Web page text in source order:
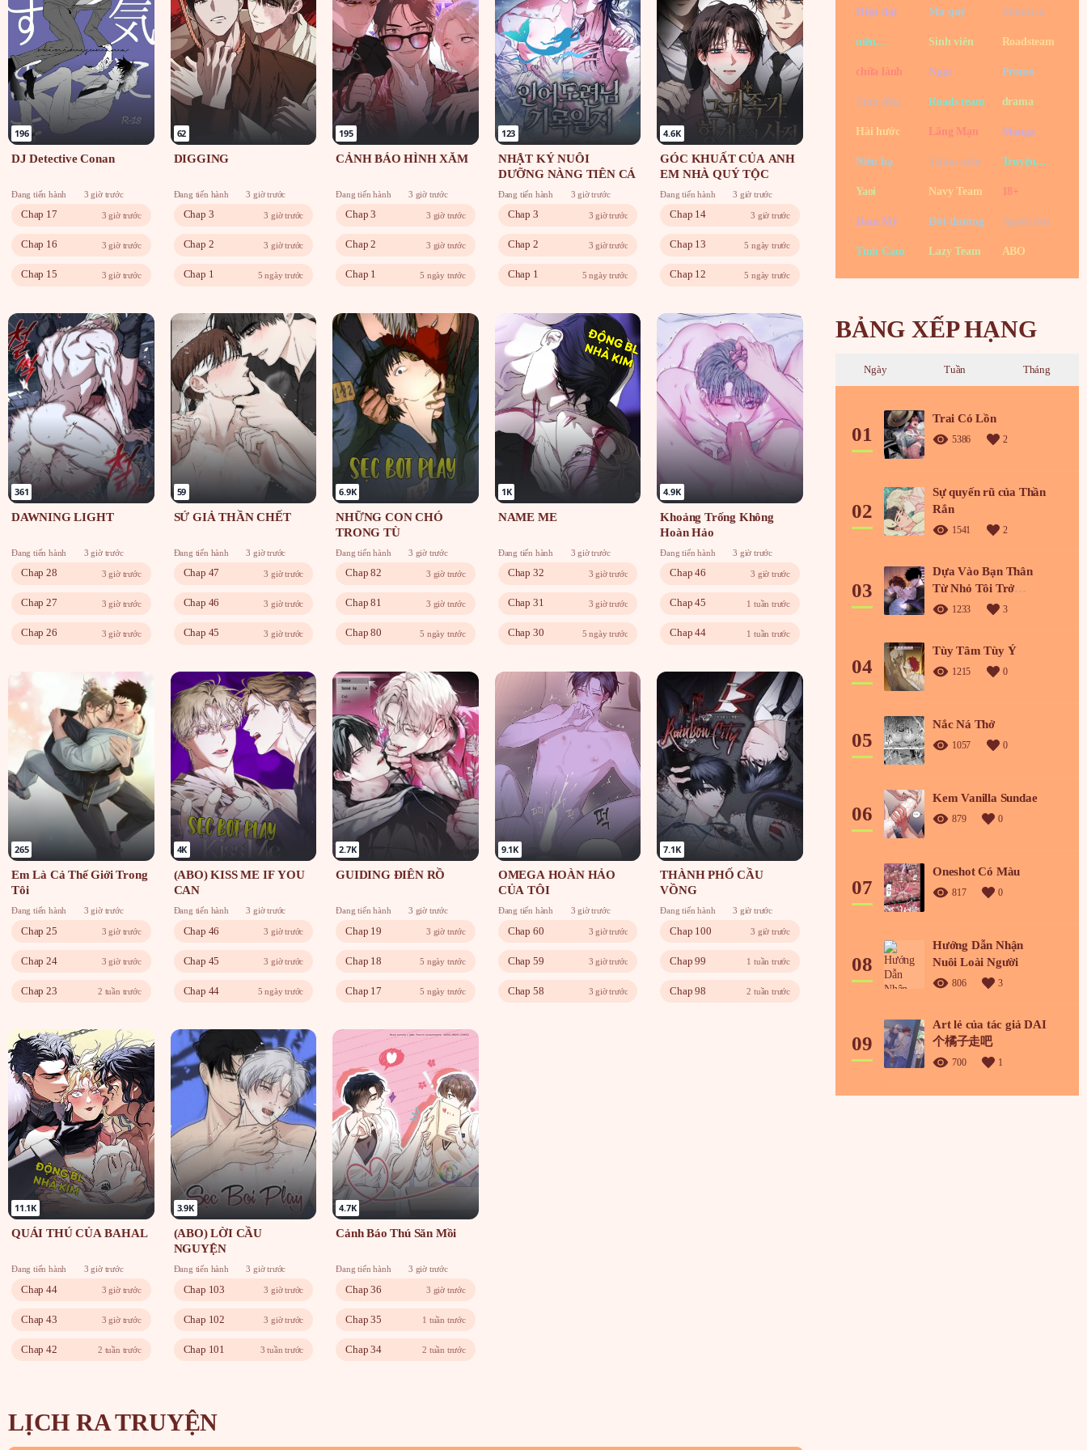
196
DJ Detective Conan
Đang tiến hành 3 giờ trước
Chap 17 3 giờ trước
Chap 16 3 giờ trước
Chap 15 3 giờ trước
62
DIGGING
Đang tiến hành 3 giờ trước
Chap 3 3 giờ trước
Chap 2 3 giờ trước
Chap 1 5 ngày trước
195
CẢNH BÁO HÌNH XĂM
Đang tiến hành 3 giờ trước
Chap 3 3 giờ trước
Chap 2 3 giờ trước
Chap 1 5 ngày trước
123
NHẬT KÝ NUÔI
DƯỠNG NÀNG TIÊN CÁ
Đang tiến hành 3 giờ trước
Chap 3 3 giờ trước
Chap 2 3 giờ trước
Chap 1 5 ngày trước
4.6K
GÓC KHUẤT CỦA ANH
EM NHÀ QUÝ TỘC
Đang tiến hành 3 giờ trước
Chap 14 3 giờ trước
Chap 13 5 ngày trước
Chap 12 5 ngày trước
361
DAWNING LIGHT
Đang tiến hành 3 giờ trước
Chap 28 3 giờ trước
Chap 27 3 giờ trước
Chap 26 3 giờ trước
59
SỨ GIẢ THẦN CHẾT
Đang tiến hành 3 giờ trước
Chap 47 3 giờ trước
Chap 46 3 giờ trước
Chap 45 3 giờ trước
6.9K
NHỮNG CON CHÓ
TRONG TÙ
Đang tiến hành 3 giờ trước
Chap 82 3 giờ trước
Chap 81 3 giờ trước
Chap 80 5 ngày trước
1K
NAME ME
Đang tiến hành 3 giờ trước
Chap 32 3 giờ trước
Chap 31 3 giờ trước
Chap 30 5 ngày trước
4.9K
Khoảng Trống Không
Hoàn Hảo
Đang tiến hành 3 giờ trước
Chap 46 3 giờ trước
Chap 45 1 tuần trước
Chap 44 1 tuần trước
265
Em Là Cả Thế Giới Trong
Tôi
Đang tiến hành 3 giờ trước
Chap 25 3 giờ trước
Chap 24 3 giờ trước
Chap 23 2 tuần trước
4K
(ABO) KISS ME IF YOU
CAN
Đang tiến hành 3 giờ trước
Chap 46 3 giờ trước
Chap 45 3 giờ trước
Chap 44 5 ngày trước
2.7K
GUIDING ĐIÊN RỒ
Đang tiến hành 3 giờ trước
Chap 19 3 giờ trước
Chap 18 5 ngày trước
Chap 17 5 ngày trước
9.1K
OMEGA HOÀN HẢO
CỦA TÔI
Đang tiến hành 3 giờ trước
Chap 60 3 giờ trước
Chap 59 3 giờ trước
Chap 58 3 giờ trước
7.1K
THÀNH PHỐ CẦU
VỒNG
Đang tiến hành 3 giờ trước
Chap 100 3 giờ trước
Chap 99 1 tuần trước
Chap 98 2 tuần trước
11.1K
QUÁI THÚ CỦA BAHAL
Đang tiến hành 3 giờ trước
Chap 44 3 giờ trước
Chap 43 3 giờ trước
Chap 42 2 tuần trước
3.9K
(ABO) LỜI CẦU
NGUYỆN
Đang tiến hành 3 giờ trước
Chap 103 3 giờ trước
Chap 102 3 giờ trước
Chap 101 3 tuần trước
4.7K
Cảnh Báo Thú Săn Mồi
Đang tiến hành 3 giờ trước
Chap 36 3 giờ trước
Chap 35 1 tuần trước
Chap 34 2 tuần trước
LỊCH RA TRUYỆN
Hiện đại Ma quỷ Manhwa
niên
Sinh viên Roadsteam
chữa lành Ngọt Promo
Tình đầu Roads team drama
Hài hước Lãng Mạn Manga
Niên hạ Thầm mến
Truyện
Yaoi
Navy Team 18+
Đam Mỹ Đời thường Người lớn
Tình Cảm Lazy Team ABO
BẢNG XẾP HẠNG
Ngày Tuần Tháng
01
Trai Có Lồn
5386 2
02
Sự quyến rũ của Thần
Rắn
1541 2
03
Dựa Vào Bạn Thân
Từ Nhỏ Tôi Trở
Thành Đỉnh Cấp
1233 3
04
Tùy Tâm Tùy Ý
1215 0
05
Nắc Ná Thở
1057 0
06
Kem Vanilla Sundae
879 0
07
Oneshot Có Màu
817 0
08
Hướng Dẫn Nhận
Nuôi Loài Người
806 3
09
Art lẻ của tác giả DAI
个橘子走吧
700 1